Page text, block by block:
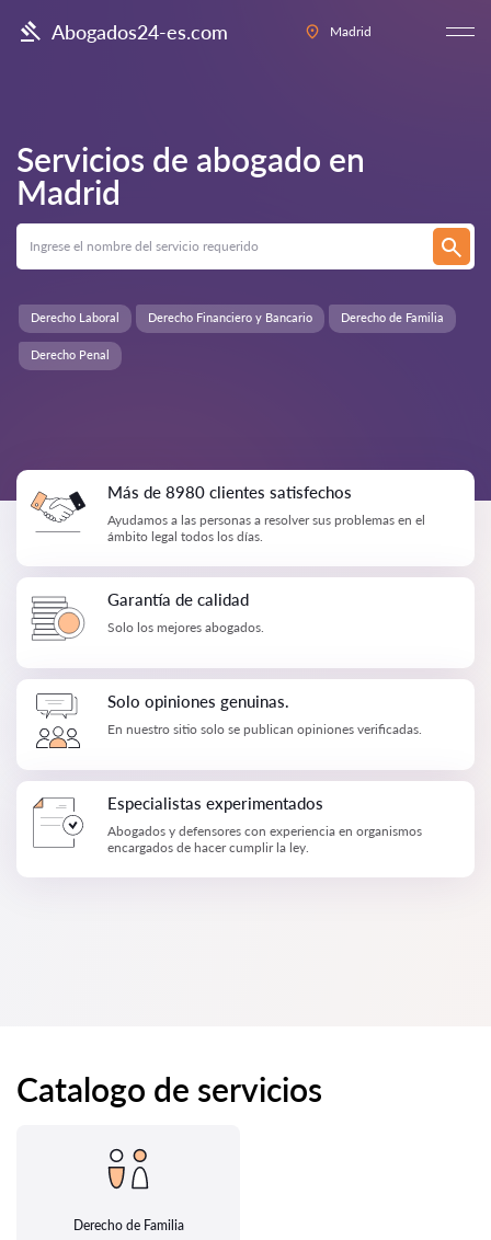
Abogados24-es.com Madrid
Servicios de abogado en
Madrid
Derecho Penal
Derecho Laboral Derecho Financiero y Bancario Derecho de Familia
Más de 8980 clientes satisfechos
Ayudamos a las personas a resolver sus problemas en el
ámbito legal todos los días.
Garantía de calidad
Solo los mejores abogados.
Solo opiniones genuinas.
En nuestro sitio solo se publican opiniones verificadas.
Especialistas experimentados
Abogados y defensores con experiencia en organismos
encargados de hacer cumplir la ley.
Catalogo de servicios
Derecho de Familia